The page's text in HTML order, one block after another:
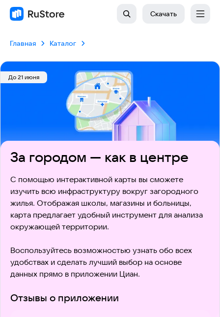
Скачать
Главная Каталог
До 21 июня
За городом — как в центре
С помощью интерактивной карты вы сможете
изучить всю инфраструктуру вокруг загородного
жилья. Отображая школы, магазины и больницы,
карта предлагает удобный инструмент для анализа
окружающей территории.
Воспользуйтесь возможностью узнать обо всех
удобствах и сделать лучший выбор на основе
данных прямо в приложении Циан.
Отзывы о приложении